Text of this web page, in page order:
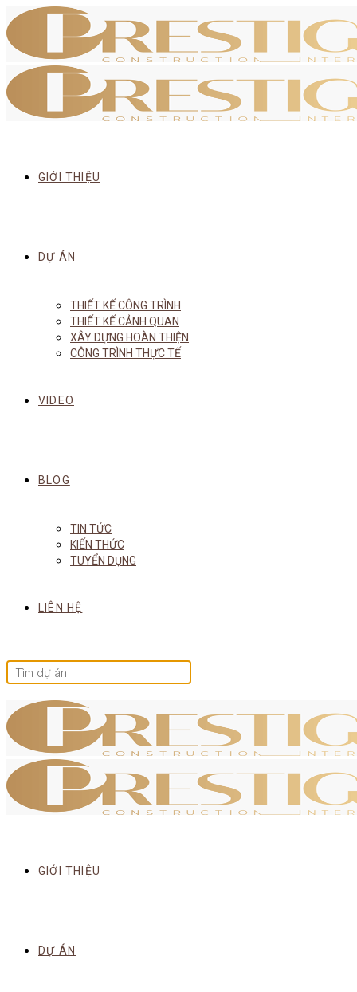
GIỚI THIỆU
DỰ ÁN
THIẾT KẾ CÔNG TRÌNH
THIẾT KẾ CẢNH QUAN
XÂY DỰNG HOÀN THIỆN
CÔNG TRÌNH THỰC TẾ
VIDEO
BLOG
TIN TỨC
KIẾN THỨC
TUYỂN DỤNG
LIÊN HỆ
GIỚI THIỆU
DỰ ÁN